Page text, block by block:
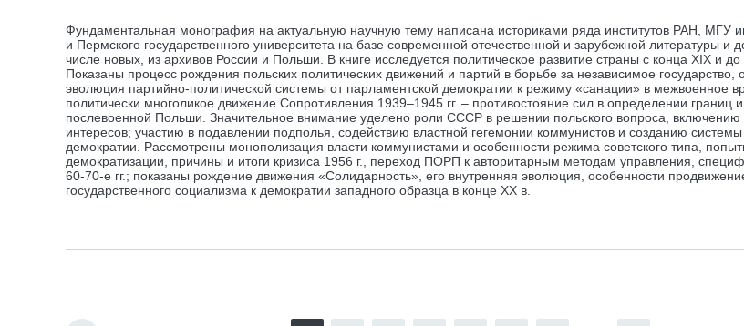
Фундаментальная монография на актуальную научную тему написана историками ряда институтов РАН, МГУ
и Пермского государственного университета на базе современной отечественной и зарубежной литературы и
числе новых, из архивов России и Польши. В книге исследуется политическое развитие страны с конца XIX и до
Показаны процесс рождения польских политических движений и партий в борьбе за независимое
эволюция партийно-политической системы от парламентской демократии к режиму «санации» в межвоенное
политически многоликое движение Сопротивления 1939–1945 гг. – противостояние сил в определении границ
послевоенной Польши. Значительное внимание уделено роли СССР в решении польского вопроса,
интересов; участию в подавлении подполья, содействию властной гегемонии коммунистов и созданию
демократии. Рассмотрены монополизация власти коммунистами и особенности режима советского типа,
демократизации, причины и итоги кризиса 1956 г., переход ПОРП к авторитарным методам управления,
60-70-е гг.; показаны рождение движения «Солидарность», его внутренняя эволюция, особенности
государственного социализма к демократии западного образца в конце XX в.